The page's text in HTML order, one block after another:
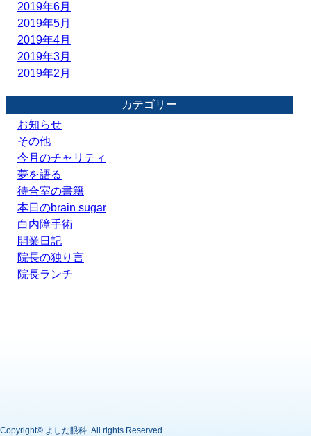
2019年6月
2019年5月
2019年4月
2019年3月
2019年2月
カテゴリー
お知らせ
その他
今月のチャリティ
夢を語る
待合室の書籍
本日のbrain sugar
白内障手術
開業日記
院長の独り言
院長ランチ
Copyright© よしだ眼科. All rights Reserved.